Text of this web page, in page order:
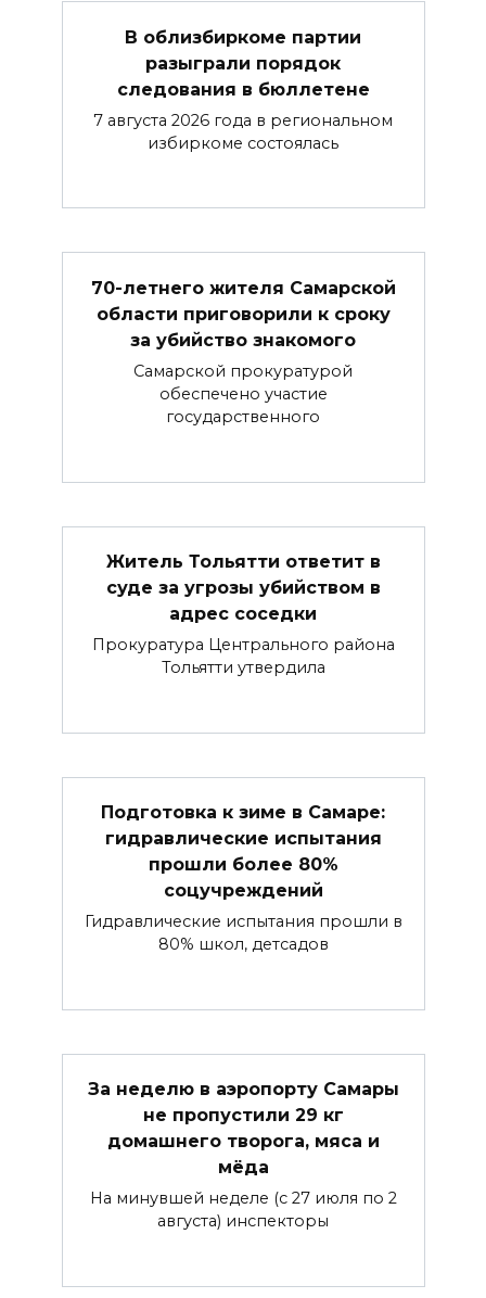
В облизбиркоме партии
разыграли порядок
следования в бюллетене
7 августа 2026 года в региональном
избиркоме состоялась
70-летнего жителя Самарской
области приговорили к сроку
за убийство знакомого
Самарской прокуратурой
обеспечено участие
государственного
Житель Тольятти ответит в
суде за угрозы убийством в
адрес соседки
Прокуратура Центрального района
Тольятти утвердила
Подготовка к зиме в Самаре:
гидравлические испытания
прошли более 80%
соцучреждений
Гидравлические испытания прошли в
80% школ, детсадов
За неделю в аэропорту Самары
не пропустили 29 кг
домашнего творога, мяса и
мёда
На минувшей неделе (с 27 июля по 2
августа) инспекторы